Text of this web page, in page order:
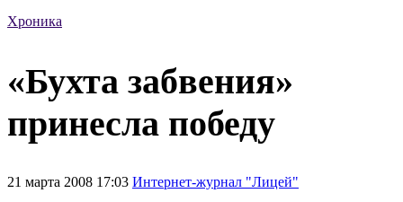
Хроника
«Бухта забвения»
принесла победу
21 марта 2008 17:03 Интернет-журнал "Лицей"